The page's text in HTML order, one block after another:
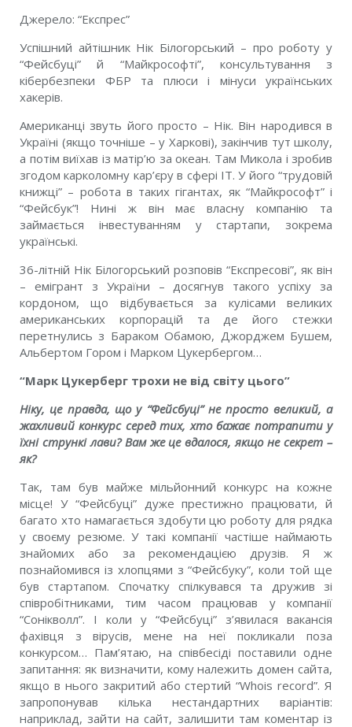
Джерело: “Експрес”
Успiшний айтiшник Нiк Бiлогорський – про роботу у
“Фейсбуцi” й “Майкрософтi”, консультування з
кiбербезпеки ФБР та плюси і мiнуси українських
хакерiв.
Американцi звуть його просто – Нiк. Вiн народився в
Українi (якщо точнiше – у Харковi), закiнчив тут школу,
а потiм виїхав iз матiр’ю за океан. Там Микола i зробив
згодом карколомну кар’єру в сферi IТ. У його “трудовiй
книжцi” – робота в таких гiгантах, як “Майкрософт” i
“Фейсбук”! Нинi ж вiн має власну компанiю та
займається iнвестуванням у стартапи, зокрема
українськi.
36-лiтнiй Нiк Бiлогорський розповiв “Експресовi”, як вiн
– емiгрант з України – досягнув такого успiху за
кордоном, що вiдбувається за кулiсами великих
американських корпорацiй та де його стежки
перетнулись з Бараком Обамою, Джорджем Бушем,
Альбертом Гором i Марком Цукербергом…
“Марк Цукерберг трохи не вiд свiту цього”
Нiку, це правда, що у “Фейсбуцi” не просто великий, а
жахливий конкурс серед тих, хто бажає потрапити у
їхнi стрункi лави? Вам же це вдалося, якщо не секрет –
як?
Так, там був майже мiльйонний конкурс на кожне
мiсце! У “Фейсбуцi” дуже престижно працювати, й
багато хто намагається здобути цю роботу для рядка
у своєму резюме. У такi компанiї частiше наймають
знайомих або за рекомендацiєю друзiв. Я ж
познайомився iз хлопцями з “Фейсбуку”, коли той ще
був стартапом. Спочатку спiлкувався та дружив зi
спiвробiтниками, тим часом працював у компанiї
“Сонікволл”. I коли у “Фейсбуцi” з’явилася вакансiя
фахiвця з вiрусiв, мене на неї покликали поза
конкурсом… Пам’ятаю, на спiвбесiдi поставили одне
запитання: як визначити, кому належить домен сайта,
якщо в нього закритий або стертий “Whois record”. Я
запропонував кiлька нестандартних варiантiв:
наприклад, зайти на сайт, залишити там коментар iз